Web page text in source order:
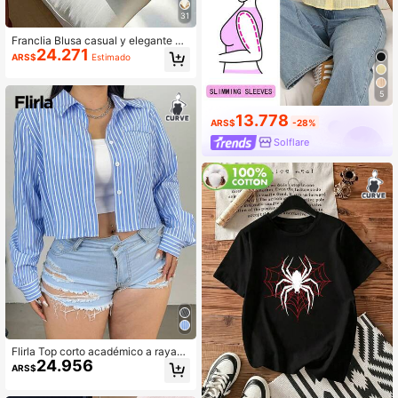
31
Franclia Blusa casual y elegante de
talla grande para mujer, de unicolor,
con cuello vuelto, manga corta y ab
ARS$24.271 Estimado
Flirla Top corto académico a rayas
azules estilo coreano
ARS$24.956
5
ARS$13.778 -28%
Solflare